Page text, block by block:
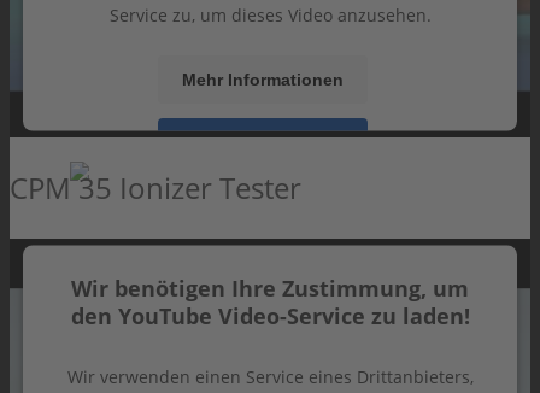
Service zu, um dieses Video anzusehen.
Mehr Informationen
Akzeptieren
powered byUsercentrics Consent Management
CPM 35 Ionizer Tester
Wir benötigen Ihre Zustimmung, um
den YouTube Video-Service zu laden!
Wir verwenden einen Service eines Drittanbieters,